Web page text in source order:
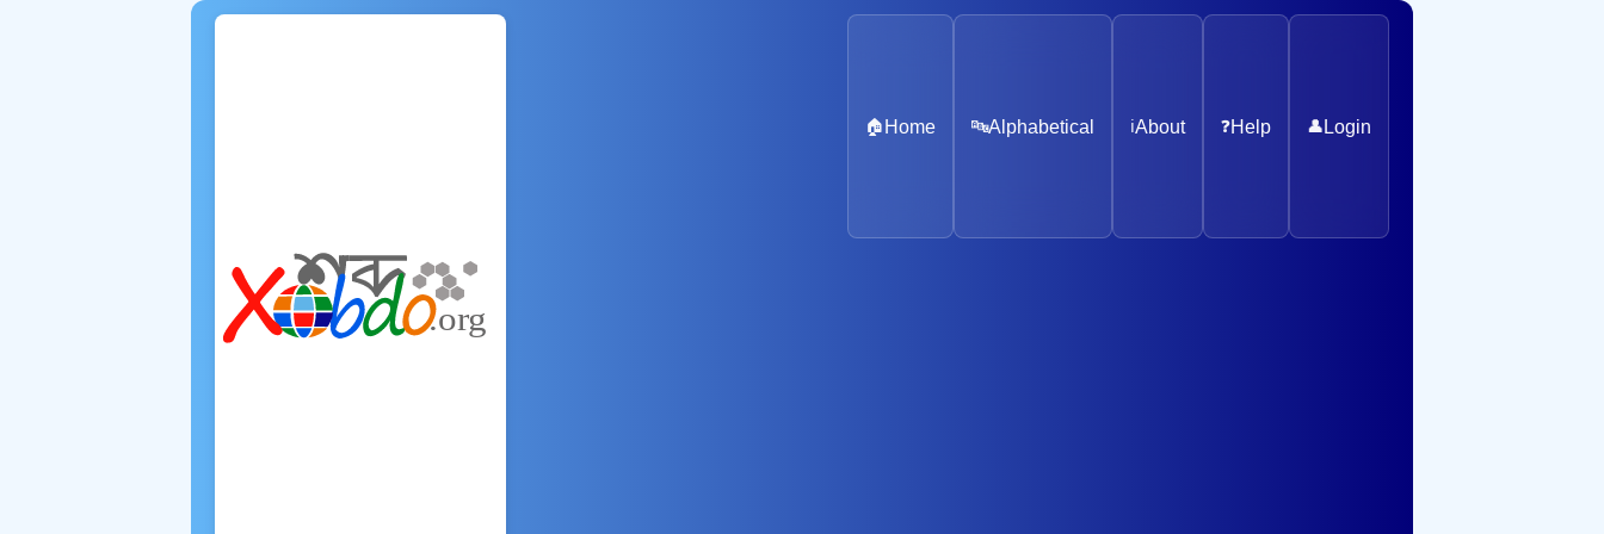
🏠 Home 🔤Alphabetical ℹ️About ❓Help 👤 Login